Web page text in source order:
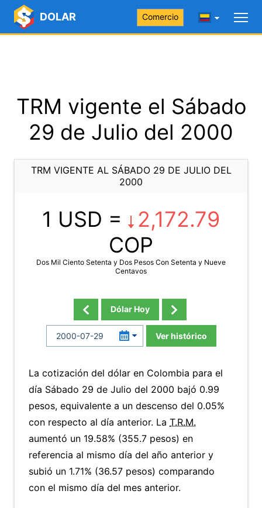
DOLAR Comercio
TRM vigente el Sábado
29 de Julio del 2000
TRM VIGENTE AL SÁBADO 29 DE JULIO DEL
2000
1 USD =
2,172.79
COP
Dos Mil Ciento Setenta y Dos Pesos Con Setenta y Nueve
Centavos
Dólar Hoy
Ver histórico
La cotización del dólar en Colombia para el
día Sábado 29 de Julio del 2000 bajó 0.99
pesos, equivalente a un descenso del 0.05%
con respecto al día anterior. La T.R.M.
aumentó un 19.58% (355.7 pesos) en
referencia al mismo día del año anterior y
subió un 1.71% (36.57 pesos) comparando
con el mismo día del mes anterior.